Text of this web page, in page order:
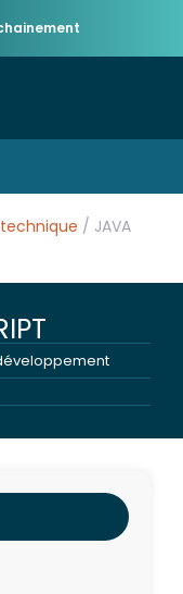
/ JAVA